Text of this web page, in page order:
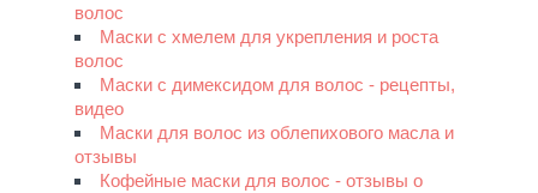
волос
Маски с хмелем для укрепления и роста
волос
Маски с димексидом для волос - рецепты,
видео
Маски для волос из облепихового масла и
отзывы
Кофейные маски для волос - отзывы о